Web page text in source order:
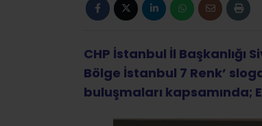
CHP İstanbul İl Başkanlığı
Bölge İstanbul 7 Renk’
buluşmaları kapsamında;